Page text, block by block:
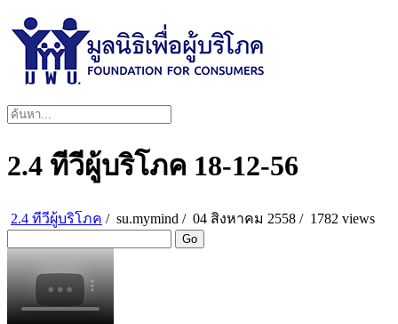
2.4 ทีวีผู้บริโภค 18-12-56
2.4 ทีวีผู้บริโภค / su.mymind / 04 สิงหาคม 2558 / 1782 views
Go